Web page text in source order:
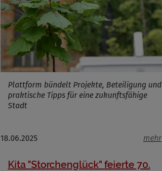
Plattform bündelt Projekte, Beteiligung und
praktische Tipps für eine zukunftsfähige
Stadt
18.06.2025 mehr
Kita "Storchenglück" feierte 70.